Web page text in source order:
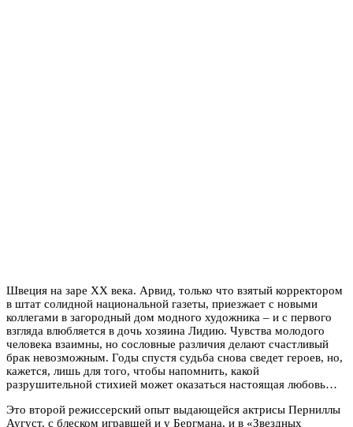
Швеция на заре ХХ века. Арвид, только что взятый корректором
в штат солидной национальной газеты, приезжает с новыми
коллегами в загородный дом модного художника – и с первого
взгляда влюбляется в дочь хозяина Лидию. Чувства молодого
человека взаимны, но сословные различия делают счастливый
брак невозможным. Годы спустя судьба снова сведет героев, но,
кажется, лишь для того, чтобы напомнить, какой
разрушительной стихией может оказаться настоящая любовь…
Это второй режиссерский опыт выдающейся актрисы Перниллы
Аугуст, с блеском игравшей и у Бергмана, и в «Звездных